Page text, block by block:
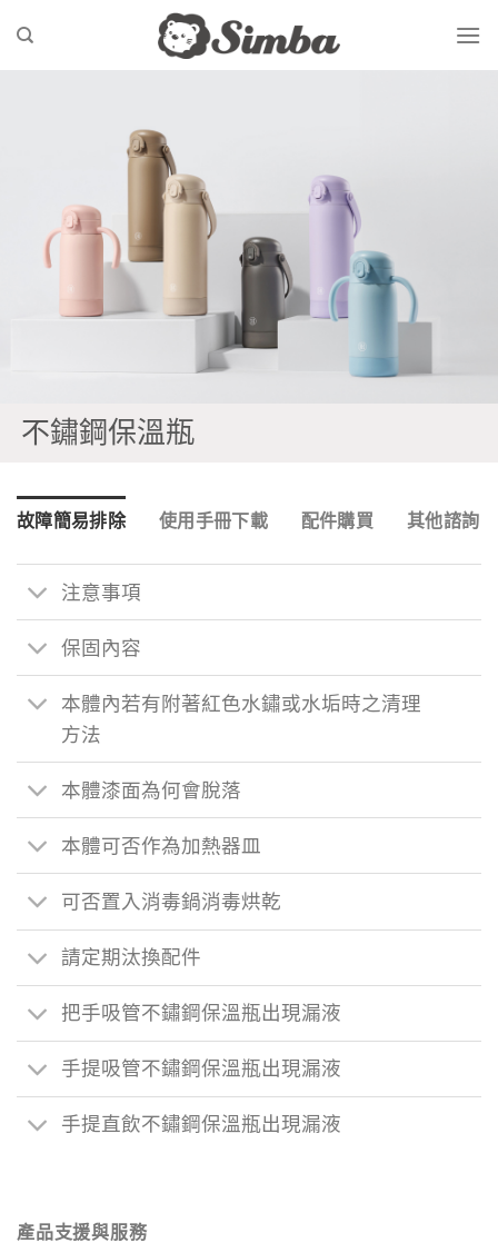
不鏽鋼保溫瓶
產品支援與服務
故障簡易排除 使用手冊下載 配件購買 其他諮詢
注意事項
保固內容
本體內若有附著紅色水鏽或水垢時之清理
方法
本體漆面為何會脫落
本體可否作為加熱器皿
可否置入消毒鍋消毒烘乾
請定期汰換配件
把手吸管不鏽鋼保溫瓶出現漏液
手提吸管不鏽鋼保溫瓶出現漏液
手提直飲不鏽鋼保溫瓶出現漏液